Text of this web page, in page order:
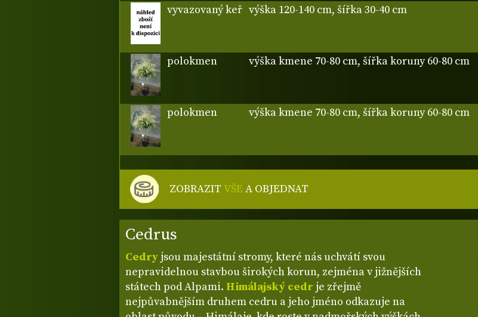
Cedrus
Cedry jsou majestátní stromy, které nás uchvátí svou
nepravidelnou stavbou širokých korun, zejména v jižnějších
státech pod Alpami. Himálajský cedr je zřejmě
nejpůvabnějším druhem cedru a jeho jméno odkazuje na
vyvazovaný keř výška 120-140 cm, šířka 30-40 cm
polokmen
výška kmene 70-80 cm, šířka koruny 60-80 cm
polokmen
výška kmene 70-80 cm, šířka koruny 60-80 cm
ZOBRAZITVŠE A OBJEDNAT